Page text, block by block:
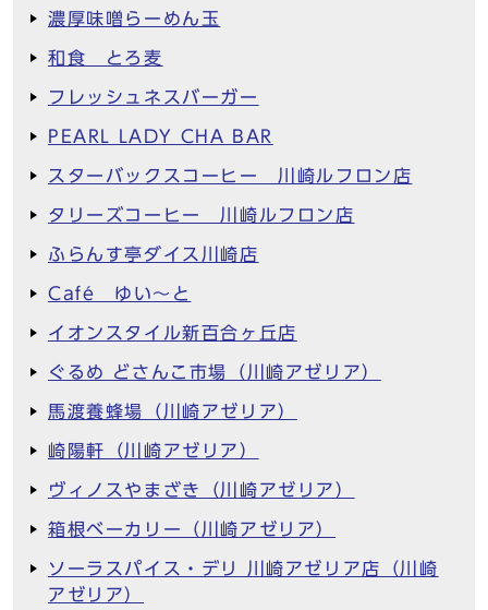
濃厚味噌らーめん玉
和食 とろ麦
フレッシュネスバーガー
PEARL LADY CHA BAR
スターバックスコーヒー 川崎ルフロン店
タリーズコーヒー 川崎ルフロン店
ふらんす亭ダイス川崎店
Café ゆい～と
イオンスタイル新百合ヶ丘店
ぐるめ どさんこ市場（川崎アゼリア）
馬渡養蜂場（川崎アゼリア）
崎陽軒（川崎アゼリア）
ヴィノスやまざき（川崎アゼリア）
箱根ベーカリー（川崎アゼリア）
ソーラスパイス・デリ 川崎アゼリア店（川崎
アゼリア）